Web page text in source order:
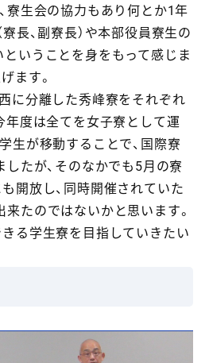
寮生会の協力もあり何とか1年
長、副寮長）や本部役員寮生の
いうことを身をもって感じま
ます。
に分離した秀峰寮をそれぞれ
年度は全てを女子寮として運
生が移動することで、国際寮
たが、そのなかでも5月の寮
開放し、同時開催されていた
たのではないかと思います。
る学生寮を目指していきたい